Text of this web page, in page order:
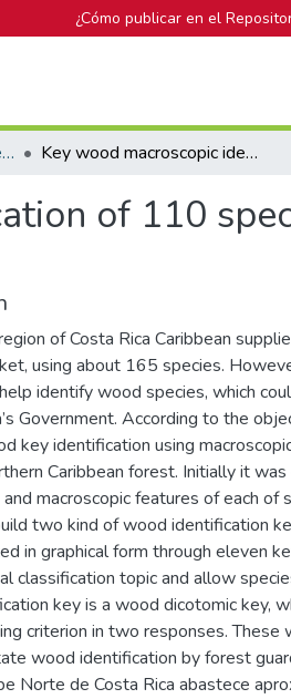
¿Cómo publicar en el
Revista Forestal Mesoamericana Kurú Key wood macroscopic identification of 110 species Northern Caribbean of Costa Rica
of 110
of Costa Rica Caribbean
using about 165 species.
identify wood species, which
Government. According to the
key identification using
Caribbean forest. Initially it
macroscopic features of each of
two kind of wood identification
in graphical form through eleven
classification topic and allow
key is a wood dicotomic key,
criterion in two responses. These
wood identification by forest
Norte de Costa Rica abastece